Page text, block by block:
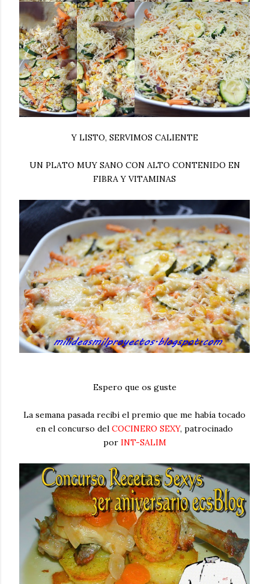
Y LISTO, SERVIMOS CALIENTE
UN PLATO MUY SANO CON ALTO CONTENIDO EN
FIBRA Y VITAMINAS
Espero que os guste
La semana pasada recibi el premio que me había tocado
en el concurso del COCINERO SEXY, patrocinado
por INT-SALIM